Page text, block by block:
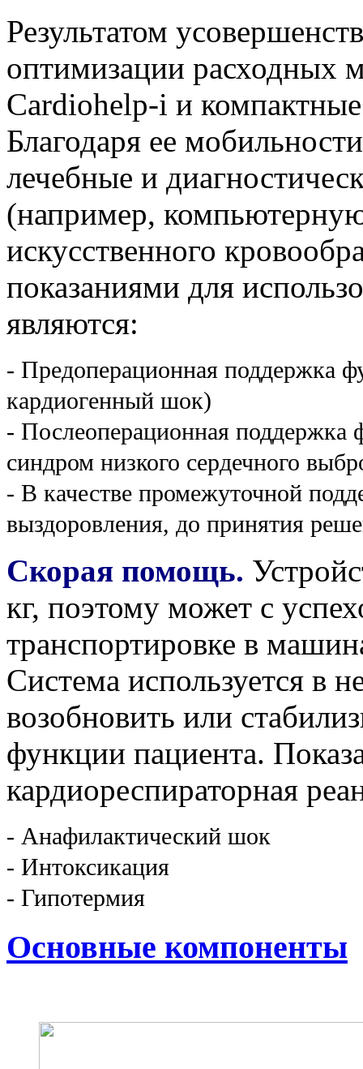
Результатом
оптимизации расходных
Cardiohelp-i и
Благодаря ее
лечебные и
(например,
искусственного
показаниями для
являются:
- Предоперационная поддержка
кардиогенный шок)
- Послеоперационная поддержка
синдром низкого сердечного
- В качестве промежуточной
выздоровления, до принятия
Скорая помощь.
кг, поэтому может с
транспортировке в
Система используется в
возобновить или
функции пациента.
кардиореспираторная
- Анафилактический шок
- Интоксикация
- Гипотермия
Основные компоненты